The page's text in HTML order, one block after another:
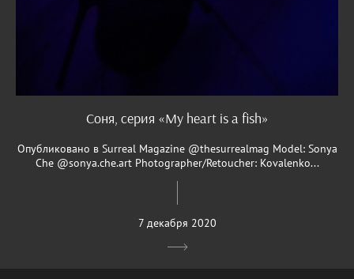
Соня, серия «My heart is a fish»
Опубликовано в Surreal Magazine @thesurrealmag Model: Sonya
Che @sonya.che.art Photographer/Retoucher: Kovalenko...
7 декабря 2020